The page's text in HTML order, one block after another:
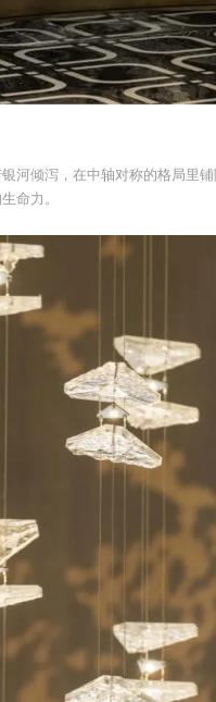
河倾泻，在中轴对称的格局里
命力。